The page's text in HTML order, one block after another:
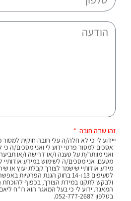
זהו שדה חובה
ידוע לי כי לא חלה/ה עלי חובה חוקית למסור מידע
אסכים למסור פרטי ידוע לי ואני מסכים/ה כי לא
ואני מוותר/ת על טענה ו/או דרישה ו/או תביעה
מטעם. אני מסכים/ה לשימוש במידע אודותיי
מידע אודותיי שישמר לצורך קבלת יעוץ או שירות.
לסעיפים 13 ו-14 בחוק הגנת הפרטיות
ולבקש לתקנו במידת הצורך, בכפוף להוכחת
המאגר. ידוע לי כי בעל המאגר הוא רו"ח ליאם חג'ג',
בטלפון 052-777-2687.